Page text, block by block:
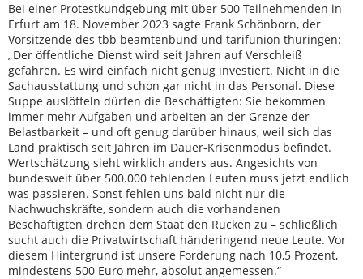
Bei einer Protestkundgebung mit über 500 Teilnehmenden in
Erfurt am 18. November 2023 sagte Frank Schönborn, der
Vorsitzende des tbb beamtenbund und tarifunion thüringen:
„Der öffentliche Dienst wird seit Jahren auf Verschleiß
gefahren. Es wird einfach nicht genug investiert. Nicht in die
Sachausstattung und schon gar nicht in das Personal. Diese
Suppe auslöffeln dürfen die Beschäftigten: Sie bekommen
immer mehr Aufgaben und arbeiten an der Grenze der
Belastbarkeit – und oft genug darüber hinaus, weil sich das
Land praktisch seit Jahren im Dauer-Krisenmodus befindet.
Wertschätzung sieht wirklich anders aus. Angesichts von
bundesweit über 500.000 fehlenden Leuten muss jetzt endlich
was passieren. Sonst fehlen uns bald nicht nur die
Nachwuchskräfte, sondern auch die vorhandenen
Beschäftigten drehen dem Staat den Rücken zu – schließlich
sucht auch die Privatwirtschaft händeringend neue Leute. Vor
diesem Hintergrund ist unsere Forderung nach 10,5 Prozent,
mindestens 500 Euro mehr, absolut angemessen.“